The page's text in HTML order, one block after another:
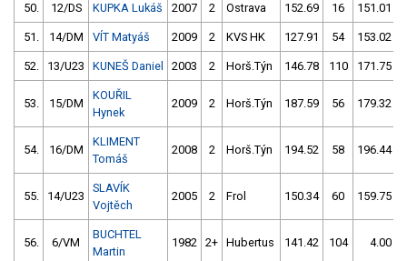
50. 12/DS KUPKA Lukáš 2007 2 Ostrava 152.69 16 151.01
51. 14/DM VÍT Matyáš 2009 2 KVS HK 127.91 54 153.02
52. 13/U23 KUNEŠ Daniel 2003 2 Horš.Týn 146.78 110 171.75
53. 15/DM
KOUŘIL
Hynek
2009 2 Horš.Týn 187.59 56 179.32
54. 16/DM
KLIMENT
Tomáš
2008 2 Horš.Týn 194.52 58 196.44
55. 14/U23
SLAVÍK
Vojtěch
2005 2 Frol 150.34 60 159.75
56. 6/VM
BUCHTEL
Martin
1982 2+ Hubertus 141.42 104 4.00